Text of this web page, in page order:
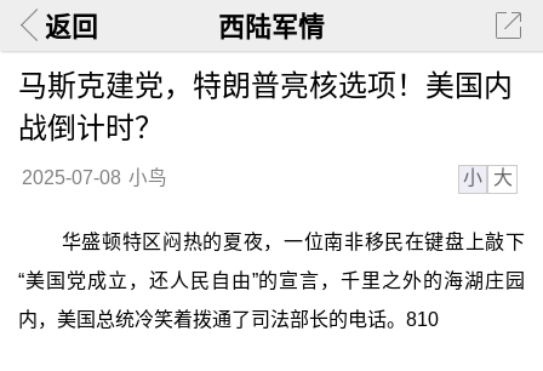
返回 西陆军情
马斯克建党，特朗普亮核选项！美国内
战倒计时？
2025-07-08 小鸟 小 大
华盛顿特区闷热的夏夜，一位南非移民在键盘上敲下
“美国党成立，还人民自由”的宣言，千里之外的海湖庄园
内，美国总统冷笑着拨通了司法部长的电话。810